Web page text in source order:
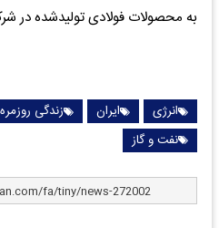
به محصولات فولادی تولیدشده در
انرژی ایران زندگی روزمره
نفت و گاز